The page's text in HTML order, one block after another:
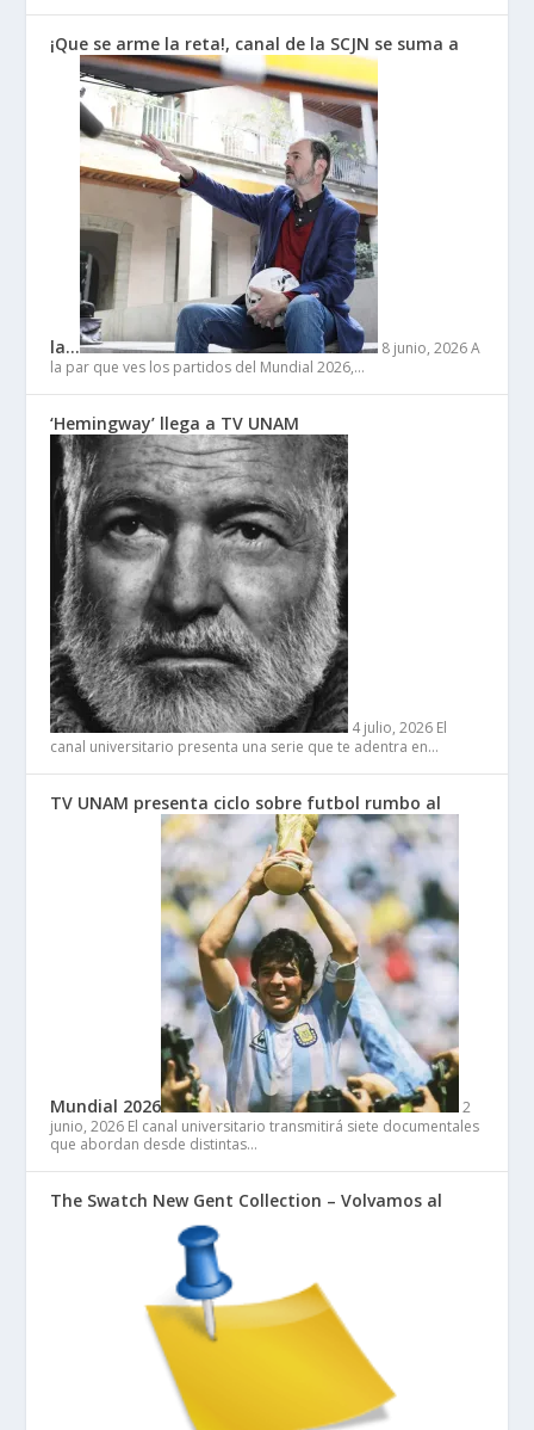
¡Que se arme la reta!, canal de la SCJN se suma a
la… 8 junio, 2026 A
la par que ves los partidos del Mundial 2026,…
‘Hemingway’ llega a TV UNAM
4 julio, 2026 El
canal universitario presenta una serie que te adentra en…
TV UNAM presenta ciclo sobre futbol rumbo al
Mundial 2026
2
junio, 2026 El canal universitario transmitirá siete documentales
que abordan desde distintas…
The Swatch New Gent Collection – Volvamos al